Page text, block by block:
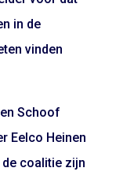
in de
vinden
Schoof
Eelco Heinen
coalitie zijn